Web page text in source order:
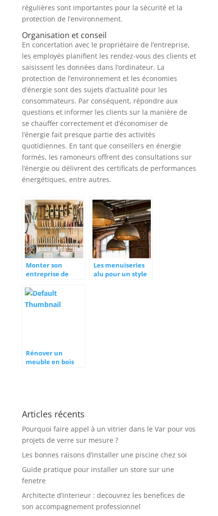
régulières sont importantes pour la sécurité et la
protection de l’environnement.
Organisation et conseil
En concertation avec le propriétaire de l’entreprise,
les employés planifient les rendez-vous des clients et
saisissent les données dans l’ordinateur. La
protection de l’environnement et les économies
d’énergie sont des sujets d’actualité pour les
consommateurs. Par conséquent, répondre aux
questions et informer les clients sur la manière de
se chauffer correctement et d’économiser de
l’énergie fait presque partie des activités
quotidiennes. En tant que conseillers en énergie
formés, les ramoneurs offrent des consultations sur
l’énergie ou délivrent des certificats de performances
énergétiques, entre autres.
Monter son
entreprise de
Les menuiseries
alu pour un style
Rénover un
meuble en bois
Articles récents
Pourquoi faire appel à un vitrier dans le Var pour vos
projets de verre sur mesure ?
Les bonnes raisons d’installer une piscine chez soi
Guide pratique pour installer un store sur une
fenetre
Architecte d’interieur : decouvrez les benefices de
son accompagnement professionnel